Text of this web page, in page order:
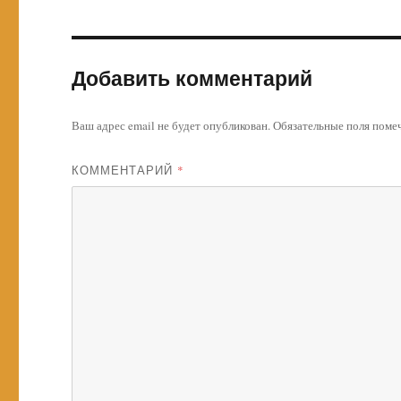
Добавить комментарий
Ваш адрес email не будет опубликован.Обязательные поля
КОММЕНТАРИЙ *